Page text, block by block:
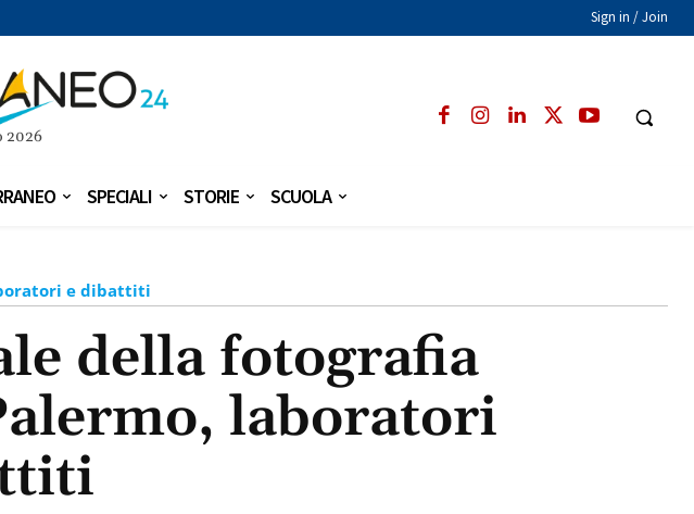
Sign in / Join
2026
SPECIALI STORIE SCUOLA
e dibattiti
della fotografia
laboratori